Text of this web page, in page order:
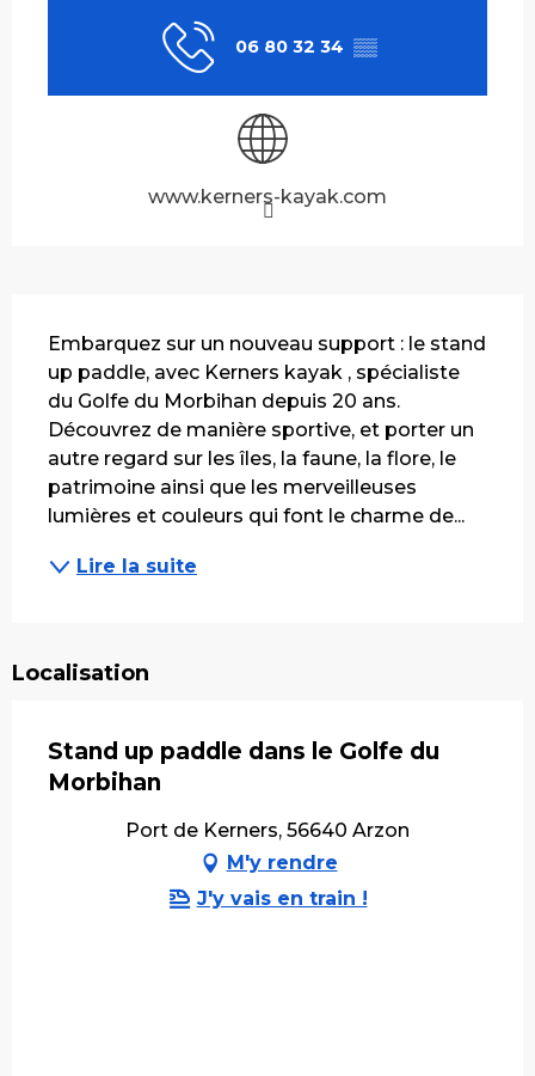
06 80 32 34 ▒▒
www.kerners-kayak.com
Embarquez sur un nouveau support : le stand
up paddle, avec Kerners kayak , spécialiste
du Golfe du Morbihan depuis 20 ans.
Découvrez de manière sportive, et porter un
autre regard sur les îles, la faune, la flore, le
patrimoine ainsi que les merveilleuses
lumières et couleurs qui font le charme de...
Lire la suite
Localisation
Stand up paddle dans le Golfe du
Morbihan
Port de Kerners, 56640 Arzon
M'y rendre
J'y vais en train !